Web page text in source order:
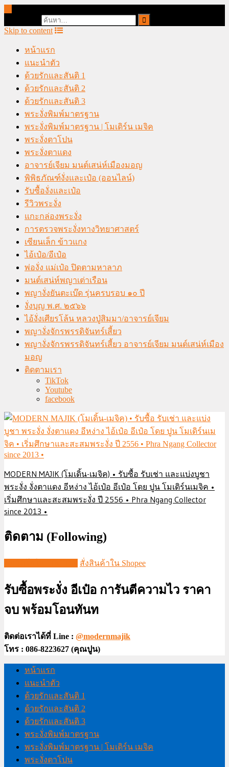
Skip to content
หน้าแรก
แนะนำตัว
ด้วยรักและสันติ 1
ด้วยรักและสันติ 2
ด้วยรักและสันติ 3
พระงั่งพิมพ์มาตรฐาน
พระงั่งพิมพ์มาตรฐาน | โมเดิร์น เมจิค
พระงั่งตาโปน
พระงั่งตาแดง
อาจารย์เจียม มนต์เสน่ห์เมืองมอญ
พิพิธภัณฑ์งั่งและเป๋อ (ออนไลน์)
รับซื้องั่งและเป๋อ
รีวิวพระงั่ง
แกะกล่องพระงั่ง
การตรวจพระงั่งทางวิทยาศาสตร์
เซียนเล็ก ข้าวแกง
ไอ้เป๋อ/อีเป๋อ
พ่องั่ง แม่เป๋อ ปิดตามหาลาภ
มนต์เสน่ห์พญาเต่าเรือน
พญางั่งยันตะเบ๊ด รุ่นครบรอบ ๑๐ ปี
งั่งบุญ พ.ศ. ๒๕๖๖
ไอ้งั่งเศียรโล้น หลวงปู่สิมมา/อาจารย์เจียม
พญางั่งจักรพรรดิจันทร์เสี้ยว
พญางั่งจักรพรรดิจันทร์เสี้ยว อาจารย์เจียม มนต์เสน่ห์เมือง
มอญ
ติดตามเรา
TikTok
Youtube
facebook
MODERN MAJIK (โมเดิ้น-เมจิค) • รับซื้อ รับเช่า และแบ่งบูชา
พระงั่ง งั่งตาแดง อีหง่าง ไอ้เป๋อ อีเป๋อ โดย ปูน โมเดิร์นเมจิค •
เริ่มศึกษาและสะสมพระงั่ง ปี 2556 • Phra Ngang Collector
since 2013 •
ติดตาม (Following)
สั่งสินค้าใน Shopee
รับซื้อพระงั่ง อีเป๋อ การันตีความไว ราคา
จบ พร้อมโอนทันท
ติดต่อเราได้ที่ Line : @modernmajik
โทร : 086-8223627 (คุณปูน)
หน้าแรก
แนะนำตัว
ด้วยรักและสันติ 1
ด้วยรักและสันติ 2
ด้วยรักและสันติ 3
พระงั่งพิมพ์มาตรฐาน
พระงั่งพิมพ์มาตรฐาน | โมเดิร์น เมจิค
พระงั่งตาโปน